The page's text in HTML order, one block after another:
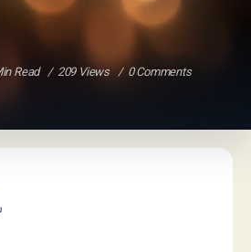
Read 209 Views 0 Comments